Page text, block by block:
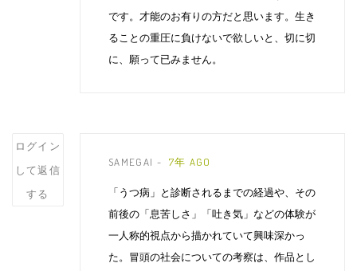
です。才能のお有りの方だと思います。生き
ることの重圧に負けないで欲しいと、切に切
に、願って已みません。
Post
comment
ログイン
して返信
する
SAMEGAI 7年 AGO
「うつ病」と診断されるまでの経過や、その
前後の「息苦しさ」「吐き気」などの体験が
一人称的視点から描かれていて興味深かっ
た。冒頭の社会についての考察は、作品とし